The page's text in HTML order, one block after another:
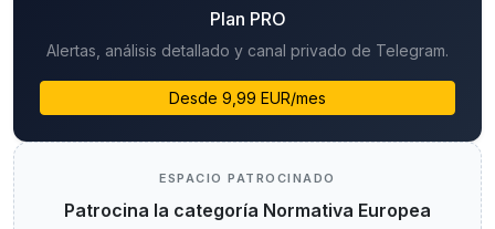
Plan PRO
Alertas, análisis detallado y canal privado de Telegram.
Desde 9,99 EUR/mes
ESPACIO PATROCINADO
Patrocina la categoría Normativa Europea